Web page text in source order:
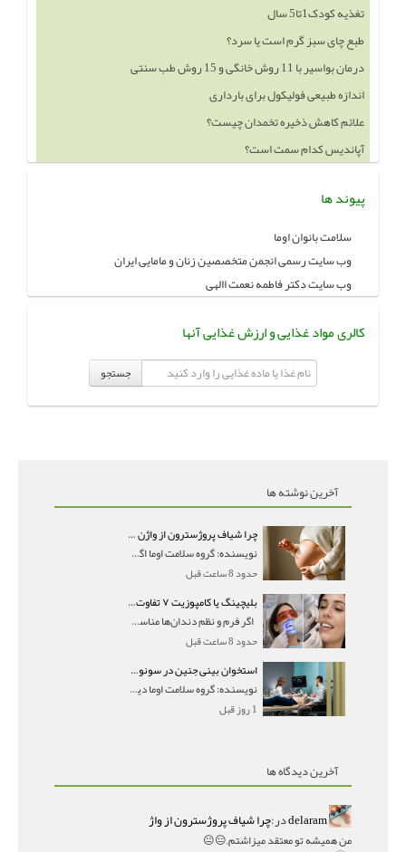
تغذیه کودک1تا5 سال
طبع چای سبز گرم است یا سرد؟
درمان بواسیر با 11 روش خانگی و 15 روش طب سنتی
اندازه طبیعی فولیکول برای بارداری
علائم کاهش ذخیره تخمدان چیست؟
آپاندیس کدام سمت است؟
پیوند ها
سلامت بانوان اوما
وب سایت رسمی انجمن متخصصین زنان و مامایی ایران
وب سایت دکتر فاطمه نعمت االهی
کالری مواد غذایی و ارزش غذایی آنها
جستجو
آخرین نوشته ها
چرا شیاف پروژسترون از واژن بیرون می‌ریزد؟ میزان جذب و زمان صحیح مصرف
نویسنده: گروه سلامت اوما اگر بعد از گذاشتن شیاف پر
حدود 8 ساعت قبل
بلیچینگ یا کامپوزیت ۷ تفاوت مهم برای انتخاب درست
اگر فرم و نظم دندان‌ها مناسب است و مشکل
حدود 8 ساعت قبل
استخوان بینی جنین در سونوگرافی؛ دیده نشدن یا دیر تشکیل شدن آن چه معنایی دارد؟
نویسنده: گروه سلامت اوما دیده نشدن استخوان بینی جن
1 روز قبل
آخرین دیدگاه ها
delaramدر:چرا شیاف پروژسترون از واژ
من همیشه تو معتقد میزاشتم,,😑😐